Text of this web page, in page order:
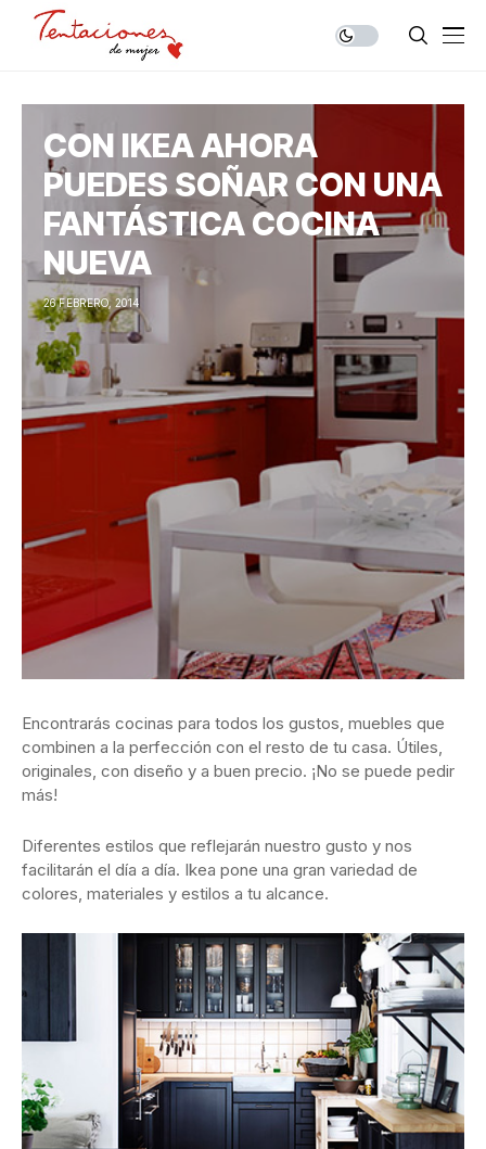
CON IKEA AHORA
PUEDES SOÑAR CON UNA
FANTÁSTICA COCINA
NUEVA
26 FEBRERO, 2014
Encontrarás cocinas para todos los gustos, muebles que
combinen a la perfección con el resto de tu casa. Útiles,
originales, con diseño y a buen precio. ¡No se puede pedir
más!
Diferentes estilos que reflejarán nuestro gusto y nos
facilitarán el día a día. Ikea pone una gran variedad de
colores, materiales y estilos a tu alcance.